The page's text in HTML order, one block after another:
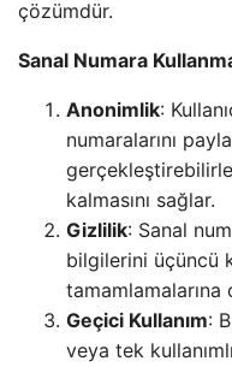
çözümdür.
Sanal Numara
Anonimlik:
numaralarını
kalmasını sağlar.
Gizlilik: Sanal
bilgilerini üçüncü
tamamlamalarına
Geçici Kullanım:
veya tek